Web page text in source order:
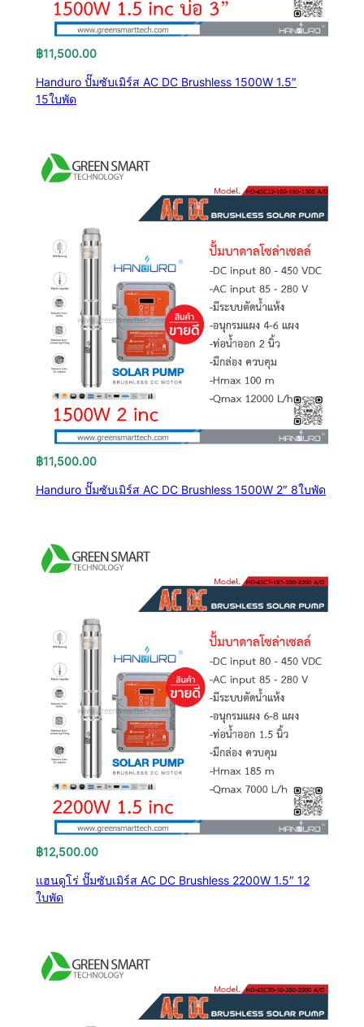
฿11,500.00
Handuro ปั๊มซับเมิร์ส AC DC Brushless 1500W 1.5″
15ใบพัด
฿11,500.00
Handuro ปั๊มซับเมิร์ส AC DC Brushless 1500W 2″ 8ใบพัด
฿12,500.00
แฮนดูโร่ ปั๊มซับเมิร์ส AC DC Brushless 2200W 1.5″ 12
ใบพัด